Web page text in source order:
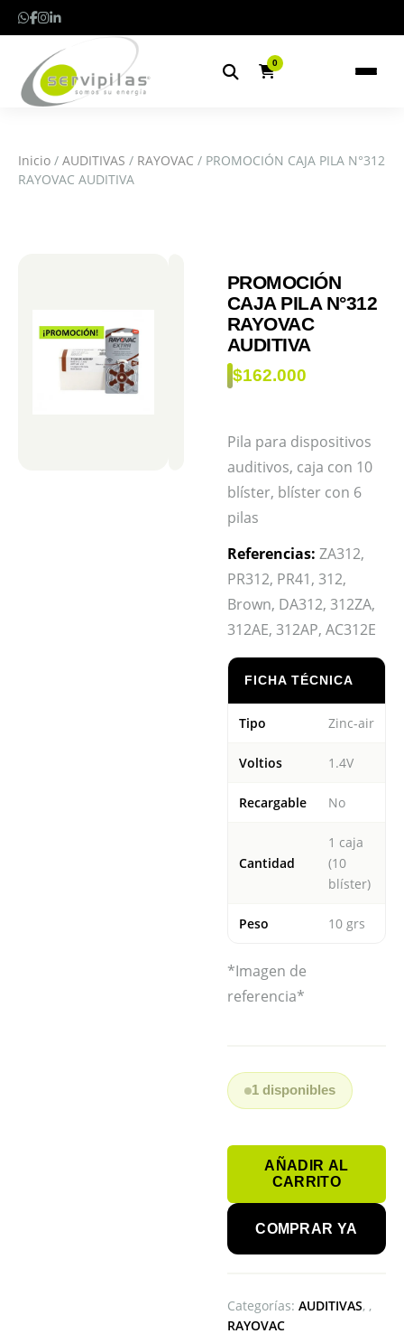
0
Inicio / AUDITIVAS / RAYOVAC / PROMOCIÓN CAJA PILA N°312
RAYOVAC AUDITIVA
PROMOCIÓN
CAJA PILA N°312
RAYOVAC
AUDITIVA
$162.000
Pila para dispositivos
auditivos, caja con 10
blíster, blíster con 6
pilas
Referencias: ZA312,
PR312, PR41, 312,
Brown, DA312, 312ZA,
312AE, 312AP, AC312E
FICHA TÉCNICA
Tipo Zinc-air
Voltios 1.4V
Recargable No
Cantidad
1 caja
(10
blíster)
Peso 10 grs
*Imagen de
referencia*
1 disponibles
CAJA
PILA
RAYOVAC
AÑADIR AL
CARRITO
COMPRAR YA
Categorías: AUDITIVAS ,
RAYOVAC